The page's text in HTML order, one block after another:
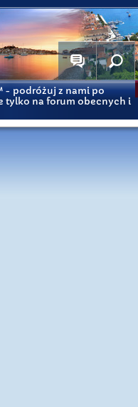
- podróżuj z nami po
tylko na forum obecnych i